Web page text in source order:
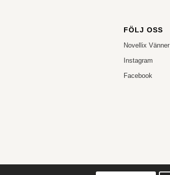
FÖLJ OSS
Novellix Vänner
Instagram
Facebook